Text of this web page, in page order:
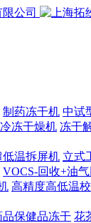
制药冻干机 中试
冻干燥机 冻干
低温拆屏机 立式
VOCS-回收+油
高精度高低温
品保健品冻干 花